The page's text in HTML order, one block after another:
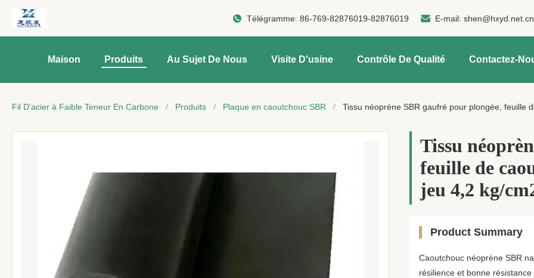
Télégramme:86-769-82876019-82876019 E-mail:shen@hxyd.net.cn
Maison Produits Au Sujet De Nous Visite D'usine Contrôle De Qualité Contactez-
Fil D'acier à Faible Teneur En Carbone / Produits / Plaque en caoutchouc SBR / Tissu néoprène SBR gaufré pour plongée, feuille
Tissu
feuille de
jeu 4,2 kg/
Product Summary
Caoutchouc néoprène SBR
résilience et bonne